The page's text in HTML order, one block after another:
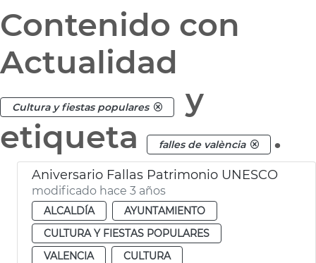
Contenido con
Actualidad
Cultura y fiestas populares
y
etiqueta
falles de valència .
Aniversario Fallas Patrimonio UNESCO
modificado hace 3 años
ALCALDÍA
AYUNTAMIENTO
CULTURA Y FIESTAS POPULARES
VALENCIA
CULTURA